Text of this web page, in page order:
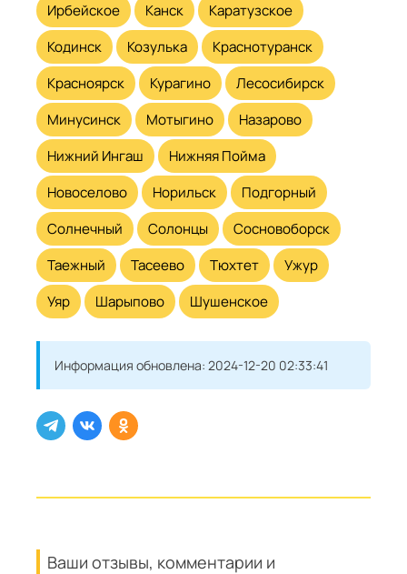
Ирбейское
Канск
Каратузское
Кодинск
Козулька
Краснотуранск
Красноярск
Курагино
Лесосибирск
Минусинск
Мотыгино
Назарово
Нижний Ингаш
Нижняя Пойма
Новоселово
Норильск
Подгорный
Солнечный
Солонцы
Сосновоборск
Таежный
Тасеево Тюхтет
Ужур
Уяр
Шарыпово Шушенское
Информация обновлена: 2024-12-20 02:33:41
Ваши отзывы, комментарии и